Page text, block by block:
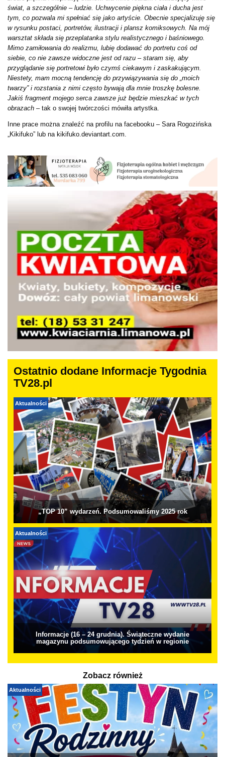
świat, a szczególnie – ludzie. Uchwycenie piękna ciała i ducha jest
tym, co pozwala mi spełniać się jako artyście. Obecnie specjalizuję się
w rysunku postaci, portretów, ilustracji i plansz komiksowych. Na mój
warsztat składa się przeplatanka stylu realistycznego i baśniowego.
Mimo zamiłowania do realizmu, lubię dodawać do portretu coś od
siebie, co nie zawsze widoczne jest od razu – staram się, aby
przyglądanie się portretowi było czymś ciekawym i zaskakującym.
Niestety, mam mocną tendencję do przywiązywania się do „moich
twarzy” i rozstania z nimi często bywają dla mnie troszkę bolesne.
Jakiś fragment mojego serca zawsze już będzie mieszkać w tych
obrazach – tak o swojej twórczości mówiła artystka.
Inne prace można znaleźć na profilu na facebooku – Sara Rogozińska
„Kikifuko” lub na kikifuko.deviantart.com.
Ostatnio dodane Informacje Tygodnia
TV28.pl
Aktualności
„TOP 10” wydarzeń. Podsumowaliśmy 2025 rok
Aktualności
Informacje (16 – 24 grudnia). Świąteczne wydanie
magazynu podsumowującego tydzień w regionie
Zobacz również
Aktualności